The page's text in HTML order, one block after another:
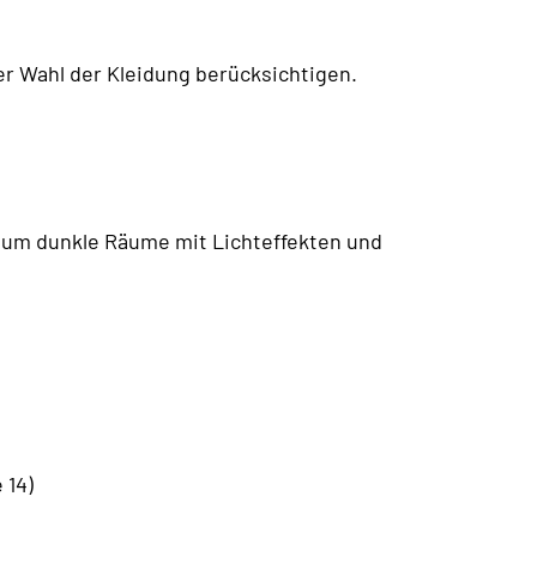
Wahl der Kleidung berücksichtigen.
dunkle Räume mit Lichteffekten und